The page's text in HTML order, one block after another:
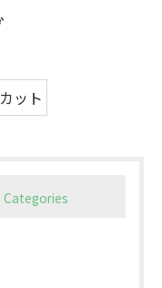
ット
Categories